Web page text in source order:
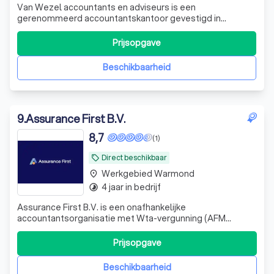
Van Wezel accountants en adviseurs is een
gerenommeerd accountantskantoor gevestigd in
Rijnsburg. Wij zijn gespecialiseerd in het verwerken van
persoonsgegevens en het bieden van diverse diensten
zoals betalingsafhandeling, het verzenden van
nieuwsbrieven en reclamefolders, en het leveren van
Beschikbaarheid
Prijsopgave
9.Assurance First B.V.
local_offer Direct beschikbaar
(1)
8,7
Assurance First B.V. is een onafhankelijke
accountantsorganisatie met Wta-vergunning (AFM
13020201) en full-service partner in Audit & Assurance,
Advisory, Tax en Legal. Wij voeren wettelijke en vrijwillige
controles uit en leveren overige assurance-opdrachten
zoals subsidiecontroles, beoordelingsve
Beschikbaarheid
Prijsopgave
place Werkgebied Warmond
timelapse 4 jaar in bedrijf